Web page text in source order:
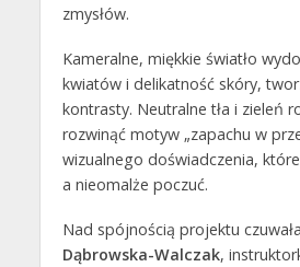
zmysłów.
Kameralne, miękkie światło
kwiatów i delikatność skóry,
kontrasty. Neutralne tła i zieleń
rozwinąć motyw „zapachu w
wizualnego doświadczenia,
a nieomalże poczuć.
Nad spójnością projektu czuwała
Dąbrowska-Walczak,